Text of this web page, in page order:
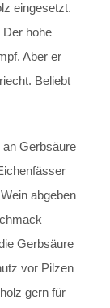
eingesetzt.
hohe
Aber er
Beliebt
an Gerbsäure
abgeben
Gerbsäure
vor Pilzen
gern für